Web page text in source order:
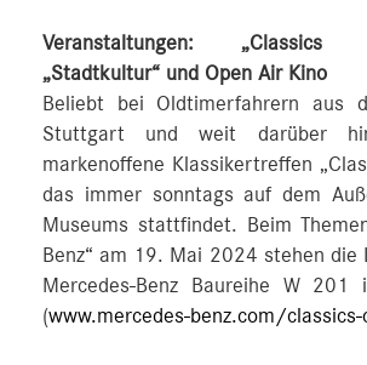
Veranstaltungen:
„Stadtkultur“ und Open Air Kino
Beliebt bei Oldtimerfahrern aus
Stuttgart und weit darüber
markenoffene Klassikertreffen
das immer sonntags auf dem
Museums stattfindet. Beim
Benz“ am 19. Mai 2024 stehen die
Mercedes-Benz Baureihe W 201
(www.mercedes-benz.com/classics-